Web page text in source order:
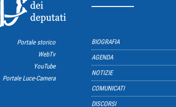
Portale storico
WebTv
YouTube
Portale Luce-Camera
BIOGRAFIA
AGENDA
NOTIZIE
COMUNICATI
DISCORSI